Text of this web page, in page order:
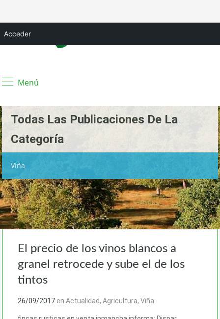
Acceder
Menú
Todas Las Publicaciones De La
Categoría
Viña
El precio de los vinos blancos a
granel retrocede y sube el de los
tintos
26/09/2017 en Actualidad, Agricultura, Viña